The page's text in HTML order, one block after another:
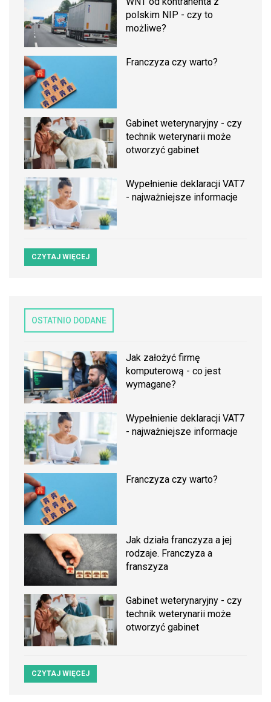
polskim NIP - czy to
możliwe?
Franczyza czy warto?
Gabinet weterynaryjny - czy
technik weterynarii może
otworzyć gabinet
Wypełnienie deklaracji VAT7
- najważniejsze informacje
CZYTAJ WIĘCEJ
OSTATNIO DODANE
Jak założyć firmę
komputerową - co jest
wymagane?
Wypełnienie deklaracji VAT7
- najważniejsze informacje
Franczyza czy warto?
Jak działa franczyza a jej
rodzaje. Franczyza a
franszyza
Gabinet weterynaryjny - czy
technik weterynarii może
otworzyć gabinet
CZYTAJ WIĘCEJ